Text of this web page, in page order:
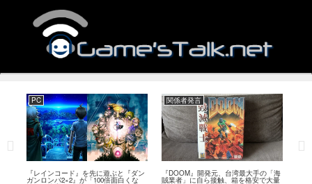
PC
『レインコード』を先に遊ぶと『ダン
ガンロンパ2×2』が「100倍面白くな
関係者発言
『DOOM』開発元、台湾最大手の「海
賊業者」に自ら接触、箱を格安で大量